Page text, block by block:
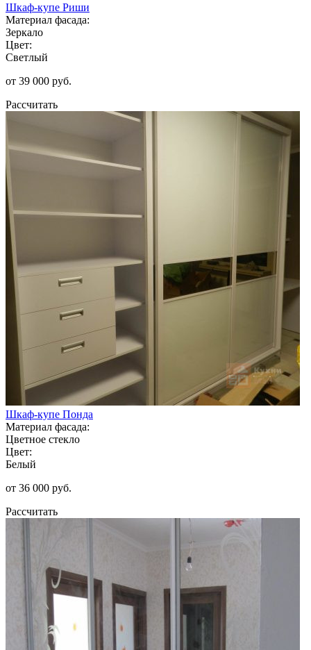
Шкаф-купе Риши
Материал фасада:
Зеркало
Цвет:
Светлый
от 39 000 руб.
Рассчитать
Шкаф-купе Понда
Материал фасада:
Цветное стекло
Цвет:
Белый
от 36 000 руб.
Рассчитать